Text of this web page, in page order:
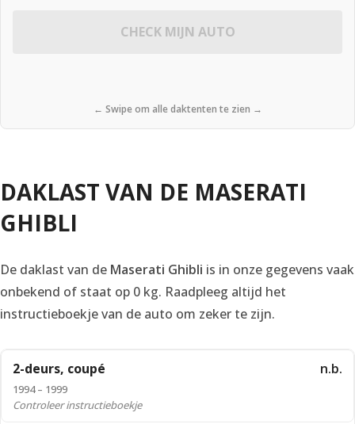
CHECK MIJN AUTO
← Swipe om alle daktenten te zien →
DAKLAST VAN DE MASERATI
GHIBLI
De daklast van de Maserati Ghibli is in onze gegevens vaak
onbekend of staat op 0 kg. Raadpleeg altijd het
instructieboekje van de auto om zeker te zijn.
2-deurs, coupé
1994 – 1999
n.b.
Controleer instructieboekje